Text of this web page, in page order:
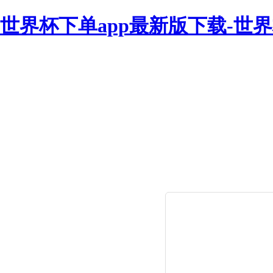
世界杯下单app最新版下载-世